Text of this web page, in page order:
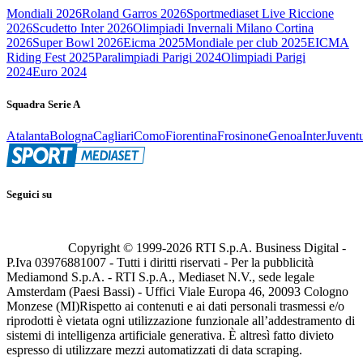
Mondiali 2026Roland Garros 2026Sportmediaset Live Riccione
2026Scudetto Inter 2026Olimpiadi Invernali Milano Cortina
2026Super Bowl 2026Eicma 2025Mondiale per club 2025EICMA
Riding Fest 2025Paralimpiadi Parigi 2024Olimpiadi Parigi
2024Euro 2024
Squadra Serie A
AtalantaBolognaCagliariComoFiorentinaFrosinoneGenoaInter
Seguici su
Copyright © 1999-2026 RTI S.p.A. Business Digital -
P.Iva 03976881007 - Tutti i diritti riservati - Per la pubblicità
Mediamond S.p.A. - RTI S.p.A., Mediaset N.V., sede legale
Amsterdam (Paesi Bassi) - Uffici Viale Europa 46, 20093 Cologno
Monzese (MI)Rispetto ai contenuti e ai dati personali trasmessi e/o
riprodotti è vietata ogni utilizzazione funzionale all’addestramento di
sistemi di intelligenza artificiale generativa. È altresì fatto divieto
espresso di utilizzare mezzi automatizzati di data scraping.